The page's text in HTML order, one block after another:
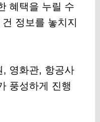
혜택을 누릴 수
정보를 놓치지
, 영화관, 항공사
풍성하게 진행